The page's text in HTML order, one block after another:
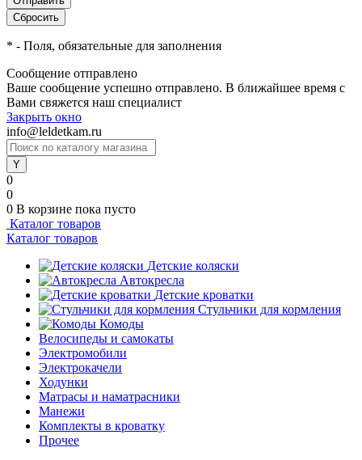
* - Поля, обязательные для заполнения
Сообщение отправлено
Ваше сообщение успешно отправлено. В ближайшее время с
Вами свяжется наш специалист
Закрыть окно
info@leldetkam.ru
0
0
0 В корзине пока пусто
Каталог товаров
Каталог товаров
Детские коляски
Автокресла
Детские кроватки
Стульчики для кормления
Комоды
Велосипеды и самокаты
Электромобили
Электрокачели
Ходунки
Матрасы и наматрасники
Манежи
Комплекты в кроватку
Прочее